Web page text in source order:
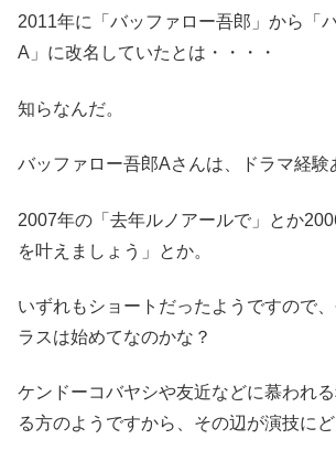
2011年に「バッファロー吾郎」から「
A」に改名していたとは・・・・
知らなんだ。
バッファロー吾郎Aさんは、ドラマ経験
2007年の「去年ルノアールで」とか
を叶えましょう」とか。
いずれもショートだったようですので
ラスは始めてなのかな？
ケンドーコバヤシや友近などに慕われ
る方のようですから、その辺が演技に